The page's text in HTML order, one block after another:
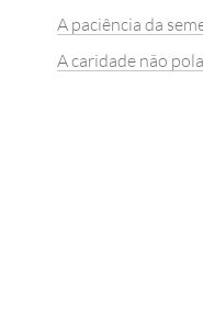
A paciência da
A caridade não